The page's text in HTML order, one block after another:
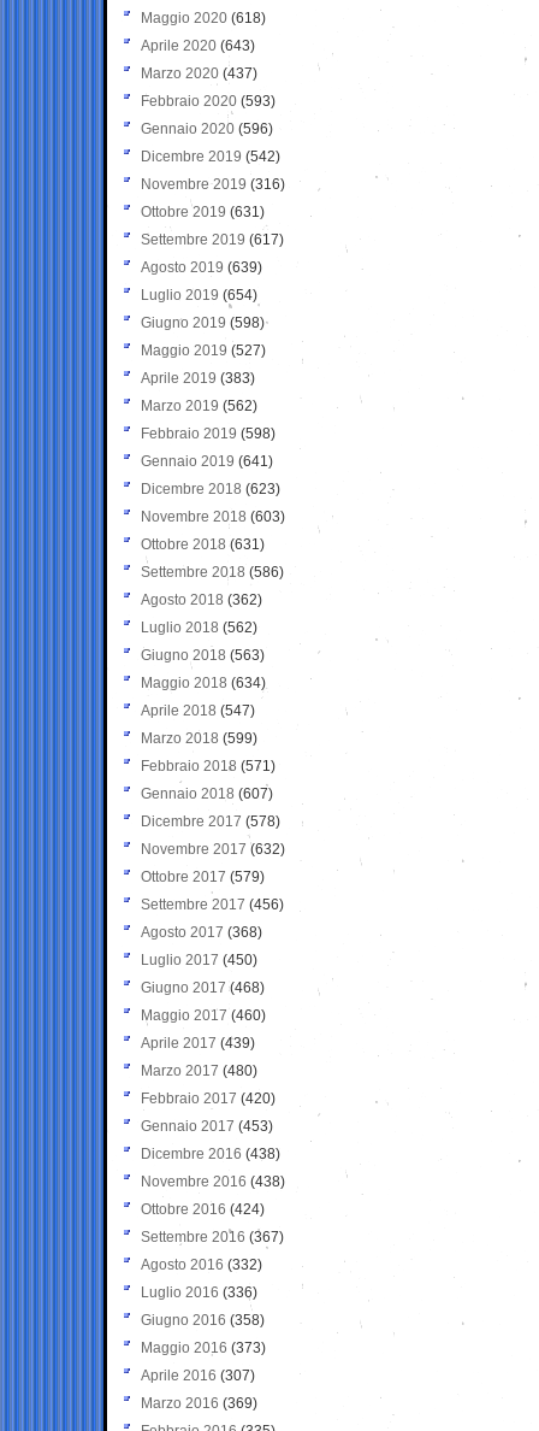
Maggio 2020 (618)
Aprile 2020 (643)
Marzo 2020 (437)
Febbraio 2020 (593)
Gennaio 2020 (596)
Dicembre 2019 (542)
Novembre 2019 (316)
Ottobre 2019 (631)
Settembre 2019 (617)
Agosto 2019 (639)
Luglio 2019 (654)
Giugno 2019 (598)
Maggio 2019 (527)
Aprile 2019 (383)
Marzo 2019 (562)
Febbraio 2019 (598)
Gennaio 2019 (641)
Dicembre 2018 (623)
Novembre 2018 (603)
Ottobre 2018 (631)
Settembre 2018 (586)
Agosto 2018 (362)
Luglio 2018 (562)
Giugno 2018 (563)
Maggio 2018 (634)
Aprile 2018 (547)
Marzo 2018 (599)
Febbraio 2018 (571)
Gennaio 2018 (607)
Dicembre 2017 (578)
Novembre 2017 (632)
Ottobre 2017 (579)
Settembre 2017 (456)
Agosto 2017 (368)
Luglio 2017 (450)
Giugno 2017 (468)
Maggio 2017 (460)
Aprile 2017 (439)
Marzo 2017 (480)
Febbraio 2017 (420)
Gennaio 2017 (453)
Dicembre 2016 (438)
Novembre 2016 (438)
Ottobre 2016 (424)
Settembre 2016 (367)
Agosto 2016 (332)
Luglio 2016 (336)
Giugno 2016 (358)
Maggio 2016 (373)
Aprile 2016 (307)
Marzo 2016 (369)